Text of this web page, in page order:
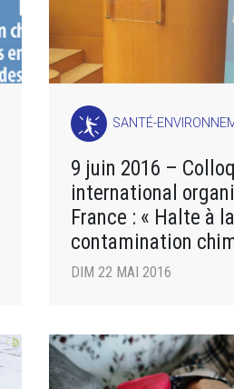
SANTÉ-
9 juin 2016 –
international
France : « Halte à la
contamination
femmes enceintes
DIM 22 MAI 2016